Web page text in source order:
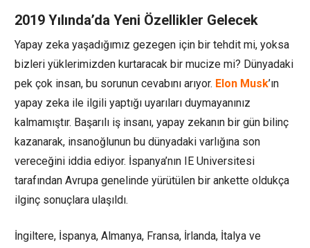
2019 Yılında’da Yeni Özellikler Gelecek
Yapay zeka yaşadığımız gezegen için bir tehdit mi, yoksa
bizleri yüklerimizden kurtaracak bir mucize mi? Dünyadaki
pek çok insan, bu sorunun cevabını arıyor. Elon Musk’ın
yapay zeka ile ilgili yaptığı uyarıları duymayanınız
kalmamıştır. Başarılı iş insanı, yapay zekanın bir gün bilinç
kazanarak, insanoğlunun bu dünyadaki varlığına son
vereceğini iddia ediyor. İspanya’nın IE Universitesi
tarafından Avrupa genelinde yürütülen bir ankette oldukça
ilginç sonuçlara ulaşıldı.
İngiltere, İspanya, Almanya, Fransa, İrlanda, İtalya ve